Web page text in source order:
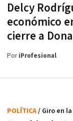
Delcy
económico
cierre a
PoriProfesional
POLÍTICA/ Giro en